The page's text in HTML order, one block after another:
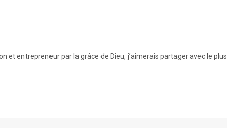
et entrepreneur par la grâce de Dieu, j’aimerais partager avec le plus